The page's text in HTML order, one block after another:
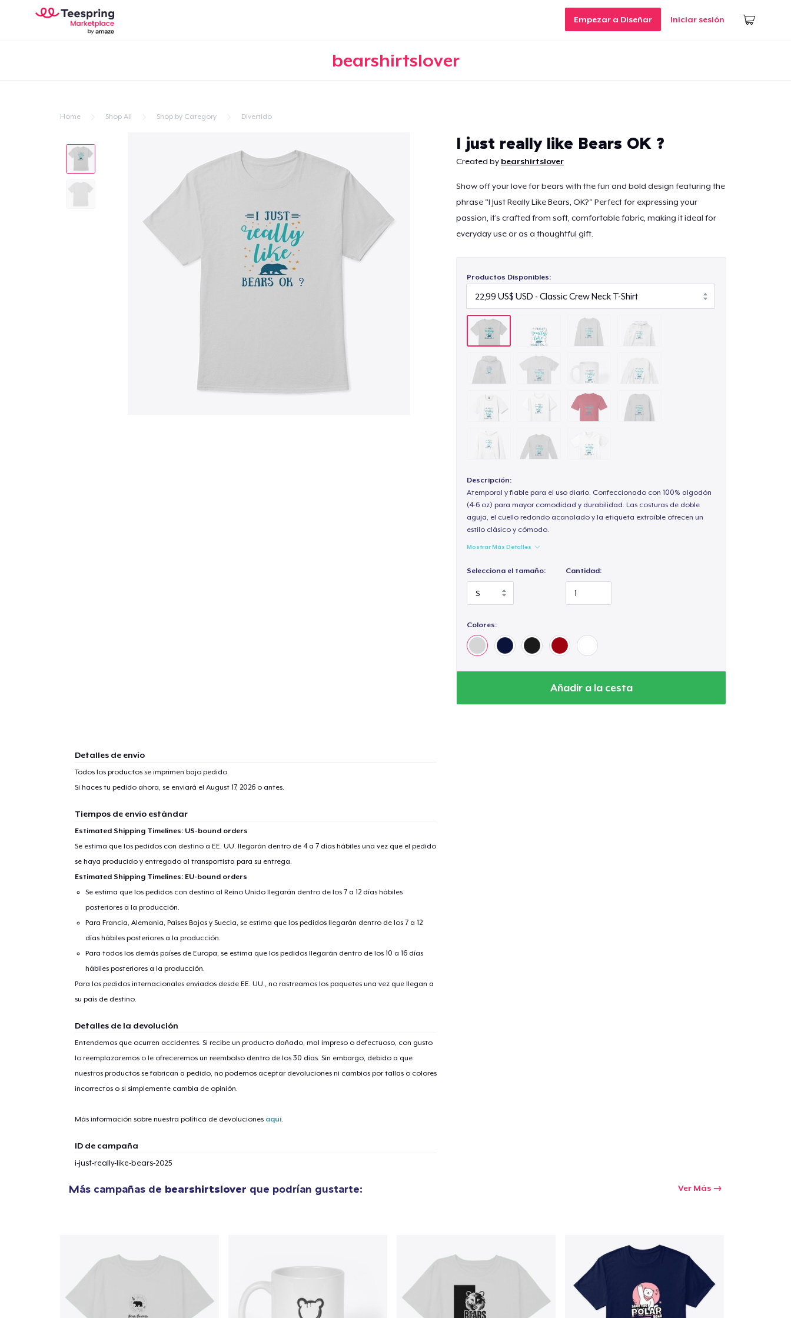
Empezar a Diseñar Iniciar sesión
bearshirtslover
Home Shop All Shop by Category Divertido
I just really like Bears OK ?
Created by bearshirtslover
Show off your love for bears with the fun and bold design featuring the
phrase "I Just Really Like Bears, OK?" Perfect for expressing your
passion, it’s crafted from soft, comfortable fabric, making it ideal for
everyday use or as a thoughtful gift.
Productos Disponibles:
Descripción:
Atemporal y fiable para el uso diario. Confeccionado con 100% algodón
(4-6 oz) para mayor comodidad y durabilidad. Las costuras de doble
aguja, el cuello redondo acanalado y la etiqueta extraíble ofrecen un
estilo clásico y cómodo.
Mostrar Más Detalles
Selecciona el tamaño: Cantidad:
Colores:
Añadir a la cesta
Detalles de envío
Todos los productos se imprimen bajo pedido.
Si haces tu pedido ahora, se enviará el August 17, 2026o antes.
Tiempos de envío estándar
Estimated Shipping Timelines: US-bound orders
Se estima que los pedidos con destino a EE. UU. llegarán dentro de 4 a 7 días hábiles una vez que el pedido
se haya producido y entregado al transportista para su entrega.
Estimated Shipping Timelines: EU-bound orders
Se estima que los pedidos con destino al Reino Unido llegarán dentro de los 7 a 12 días hábiles
posteriores a la producción.
Para Francia, Alemania, Países Bajos y Suecia, se estima que los pedidos llegarán dentro de los 7 a 12
días hábiles posteriores a la producción.
Para todos los demás países de Europa, se estima que los pedidos llegarán dentro de los 10 a 16 días
hábiles posteriores a la producción.
Para los pedidos internacionales enviados desde EE. UU., no rastreamos los paquetes una vez que llegan a
su país de destino.
Detalles de la devolución
Entendemos que ocurren accidentes. Si recibe un producto dañado, mal impreso o defectuoso, con gusto
lo reemplazaremos o le ofreceremos un reembolso dentro de los 30 días. Sin embargo, debido a que
nuestros productos se fabrican a pedido, no podemos aceptar devoluciones ni cambios por tallas o colores
incorrectos o si simplemente cambia de opinión.
Más información sobre nuestra política de devoluciones aquí.
ID de campaña
i-just-really-like-bears-2025
Más campañas de bearshirtslover que podrían gustarte: Ver Más
1 artículo añadido al
Finalizar y pagar pedido
6,99 US$
Tru Transfer Printed Classic Long Sleeve Tee